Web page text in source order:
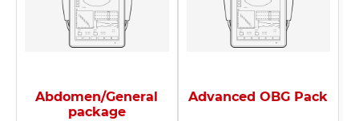
Основные
Прочие
Чистящие и уходовые
Abdomen/General
package
Advanced OBG Pack